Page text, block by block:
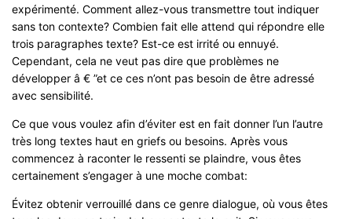
expérimenté. Comment allez-vous transmettre tout indiquer
sans ton contexte? Combien fait elle attend qui répondre elle
trois paragraphes texte? Est-ce est irrité ou ennuyé.
Cependant, cela ne veut pas dire que problèmes ne
développer â € ”et ce ces n’ont pas besoin de être adressé
avec sensibilité.
Ce que vous voulez afin d’éviter est en fait donner l’un l’autre
très long textes haut en griefs ou besoins. Après vous
commencez à raconter le ressenti se plaindre, vous êtes
certainement s’engager à une moche combat:
Évitez obtenir verrouillé dans ce genre dialogue, où vous êtes